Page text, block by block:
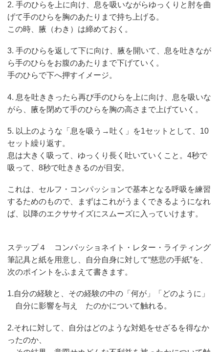
2. 手のひらを上に向け、息を吸いながらゆっくりと肘を曲
げて手のひらを胸のあたりまで持ち上げる。
この時、腋（わき）は締めておく。
3. 手のひらを返して下に向け、腋を開いて、息を吐きなが
ら手のひらをお腹のあたりまで下げていく。
手のひらで下へ押すイメージ。
4. 息を吐ききったら再び手のひらを上に向け、息を吸いな
がら、腋を閉めて手のひらを胸の高さまで上げていく。
5. 以上のような「息を吸う→吐く」を1セットとして、10
セット繰り返す。
息は大きく吸って、ゆっくり長く吐いていくこと。4秒で
吸って、8秒で吐ききるのが目安。
これは、セルフ・コンパッションで基本となる呼吸を練習
するためのもので、まずはこれがうまくできるようになれ
ば、以降のエクササイズにスムーズに入っていけます。
ステップ４ コンパッショネイト・レター・ライティング
筆記具と紙を用意し、自分自身に対して“慈悲の手紙”を、
次のポイントをふまえて書きます。
1.自分の経験と、その経験の中の「何が」「どのように」
自分に影響を与え たのかについて触れる。
2.それに対して、自分はどのような対処をせざるを得なか
ったのか、